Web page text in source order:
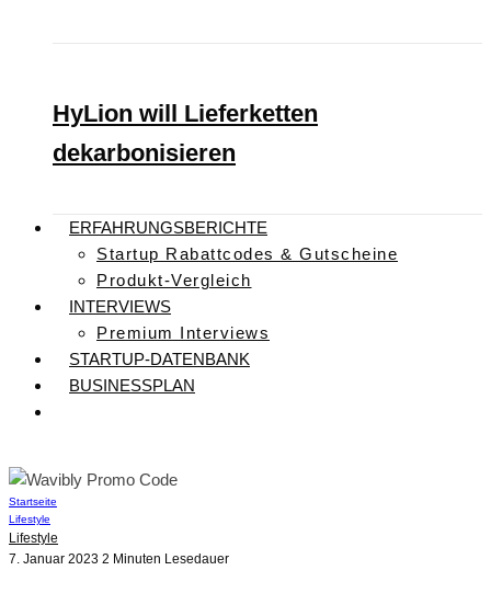
HyLion will Lieferketten
dekarbonisieren
ERFAHRUNGSBERICHTE
Startup Rabattcodes & Gutscheine
Produkt-Vergleich
INTERVIEWS
Premium Interviews
STARTUP-DATENBANK
BUSINESSPLAN
Startseite
Lifestyle
Lifestyle
7. Januar 2023 2 Minuten Lesedauer